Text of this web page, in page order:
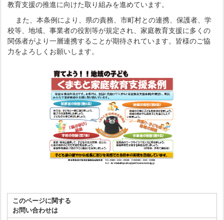
教育支援の推進に向けた取り組みを進めています。
また、本条例により、県の責務、市町村との連携、保護者、学
校等、地域、事業者の役割等が規定され、家庭教育支援に多くの
関係者がより一層連携することが期待されています。皆様のご協
力をよろしくお願いします。
このページに関する
お問い合わせは